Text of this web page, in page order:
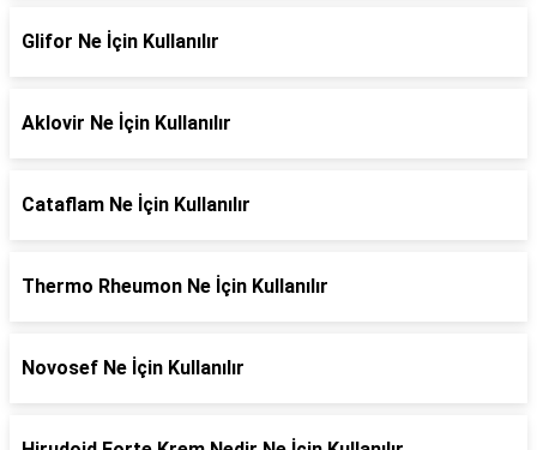
Glifor Ne İçin Kullanılır
Aklovir Ne İçin Kullanılır
Cataflam Ne İçin Kullanılır
Thermo Rheumon Ne İçin Kullanılır
Novosef Ne İçin Kullanılır